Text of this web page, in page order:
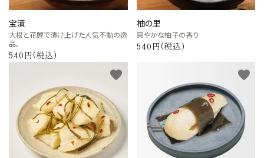
浅漬のお漬物
しば漬などの京つけもの（日持ち商品）
筍・沢庵・奈良漬（日持ち商品）
梅干・ちりめん山椒・佃煮（日持ち商
品）
旬の頒布会
宝漬
大根と花鰹で漬け上げた人気不動の逸
品。
540円(税込)
柚の里
爽やかな柚子の香り
540円(税込)
favorite favorite